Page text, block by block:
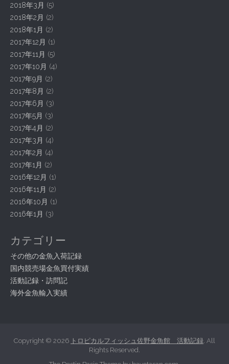
2018年3月 (5)
2018年2月 (2)
2018年1月 (2)
2017年12月 (1)
2017年11月 (5)
2017年10月 (4)
2017年9月 (2)
2017年8月 (2)
2017年6月 (3)
2017年5月 (3)
2017年4月 (2)
2017年3月 (4)
2017年2月 (4)
2017年1月 (2)
2016年12月 (1)
2016年11月 (2)
2016年10月 (1)
2016年1月 (3)
カテゴリー
その他の金魚入荷記録
国内競売場金魚買付実績
活動記録・訪問記
海外金魚輸入実績
Copyright © 2026 トロピカルフィッシュ佐野金魚館 活動記録 . All
Rights Reserved.